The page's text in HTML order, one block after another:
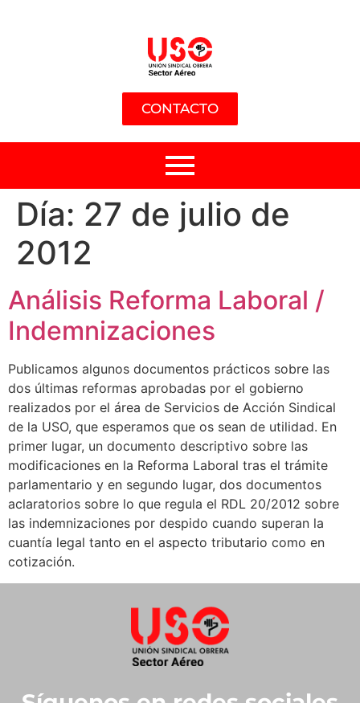
CONTACTO
Día: 27 de julio de
2012
Análisis Reforma Laboral /
Indemnizaciones
Publicamos algunos documentos prácticos sobre las
dos últimas reformas aprobadas por el gobierno
realizados por el área de Servicios de Acción Sindical
de la USO, que esperamos que os sean de utilidad. En
primer lugar, un documento descriptivo sobre las
modificaciones en la Reforma Laboral tras el trámite
parlamentario y en segundo lugar, dos documentos
aclaratorios sobre lo que regula el RDL 20/2012 sobre
las indemnizaciones por despido cuando superan la
cuantía legal tanto en el aspecto tributario como en
cotización.